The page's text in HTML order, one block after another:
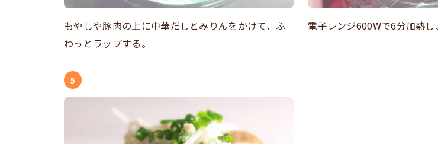
もやしや豚肉の上に中華だしとみりんをかけて、ふ
わっとラップする。
電子レンジ600Wで6分加熱し